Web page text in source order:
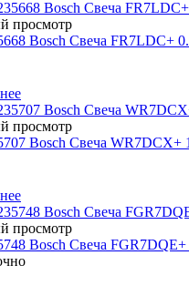
просмотр
Bosch Свеча FR7LDC+
просмотр
Bosch Свеча WR7DCX+
просмотр
Bosch Свеча